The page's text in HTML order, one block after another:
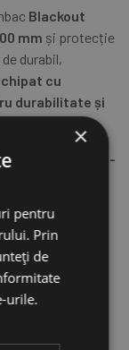
Blackout
mm și protecție
durabil,
cu
durabilitate și
Oxford 210D Rip-
puternice
rapidă și
secunde.
spumă cu
×
pentru
Prin
de
urile.